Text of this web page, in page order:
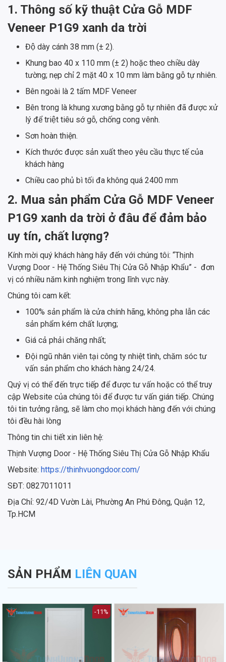
1. Thông số kỹ thuật Cửa Gỗ MDF
Veneer P1G9 xanh da trời
Độ dày cánh 38 mm (± 2).
Khung bao 40 x 110 mm (± 2) hoặc theo chiều dày
tường; nẹp chỉ 2 mặt 40 x 10 mm làm bằng gỗ tự nhiên.
Bên ngoài là 2 tấm MDF Veneer
Bên trong là khung xương bằng gỗ tự nhiên đã được xử
lý để triệt tiêu sớ gỗ, chống cong vênh.
Sơn hoàn thiện.
Kích thước được sản xuất theo yêu cầu thực tế của
khách hàng
Chiều cao phủ bì tối đa không quá 2400 mm
2. Mua sản phẩm Cửa Gỗ MDF Veneer
P1G9 xanh da trời ở đâu để đảm bảo
uy tín, chất lượng?
Kính mời quý khách hàng hãy đến với chúng tôi: “Thịnh
Vượng Door - Hệ Thống Siêu Thị Cửa Gỗ Nhập Khẩu” - đơn
vị có nhiều năm kinh nghiệm trong lĩnh vực này.
Chúng tôi cam kết:
100% sản phẩm là cửa chính hãng, không pha lẫn các
sản phẩm kém chất lượng;
Giá cả phải chăng nhất;
Đội ngũ nhân viên tại công ty nhiệt tình, chăm sóc tư
vấn sản phẩm cho khách hàng 24/24.
Quý vị có thể đến trực tiếp để được tư vấn hoặc có thể truy
cập Website của chúng tôi để được tư vấn gián tiếp. Chúng
tôi tin tưởng rằng, sẽ làm cho mọi khách hàng đến với chúng
tôi đều hài lòng
Thông tin chi tiết xin liên hệ:
Thịnh Vượng Door - Hệ Thống Siêu Thị Cửa Gỗ Nhập Khẩu
Website: https://thinhvuongdoor.com/
SĐT: 0827011011
Địa Chỉ: 92/4D Vườn Lài, Phường An Phú Đông, Quận 12,
Tp.HCM
SẢN PHẨM LIÊN QUAN
-11%